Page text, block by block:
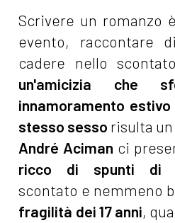
Scrivere un romanzo
evento, raccontare
cadere nello
un'amicizia che
innamoramento
stesso sesso risulta
André Aciman ci
ricco di spunti di
scontato e nemmeno
fragilità dei 17 anni,